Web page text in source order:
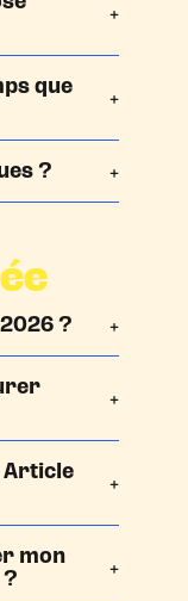
que
?
?
mon